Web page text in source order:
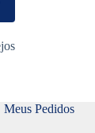
Meus Pedidos